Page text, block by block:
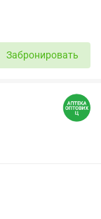
Забронировать